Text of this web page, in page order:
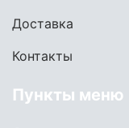
Доставка
Контакты
Пункты меню